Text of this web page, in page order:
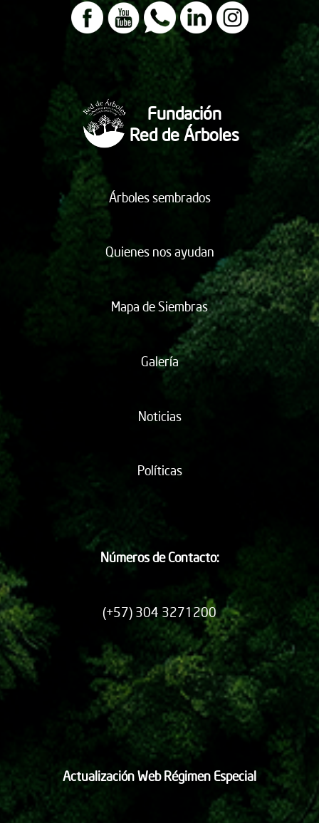
Fundación
Red de Árboles
Árboles sembrados
Quienes nos ayudan
Mapa de Siembras
Galería
Noticias
Políticas
Números de Contacto:
(+57) 304 3271200
Actualización Web Régimen Especial